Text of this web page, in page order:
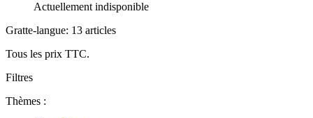
Actuellement indisponible
Gratte-langue: 13 articles
Tous les prix TTC.
Filtres
Thèmes :